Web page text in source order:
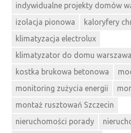
indywidualne projekty domów
izolacja pionowa
kaloryfery
klimatyzacja electrolux
klimatyzator do domu warszawa
kostka brukowa betonowa
monitoring zużycia energii
montaż rusztowań Szczecin
nieruchomości porady